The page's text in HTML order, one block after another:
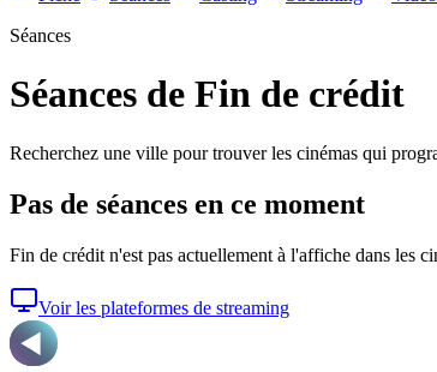
Séances
Séances de Fin de crédit
Recherchez une ville pour trouver les cinémas qui
Pas de séances en ce moment
Fin de crédit n'est pas actuellement à l'affiche dans les
Voir les plateformes de streaming